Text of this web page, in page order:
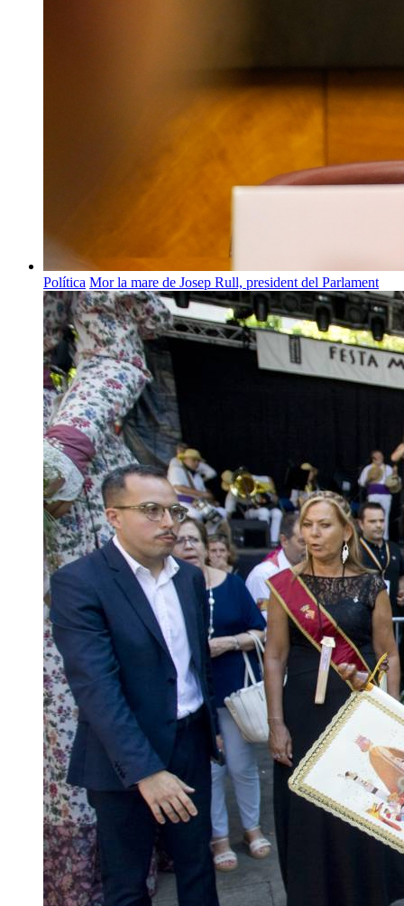
Política Mor la mare de Josep Rull, president del Parlament